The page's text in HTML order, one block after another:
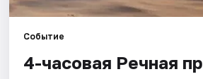
Событие
4-часовая Речная